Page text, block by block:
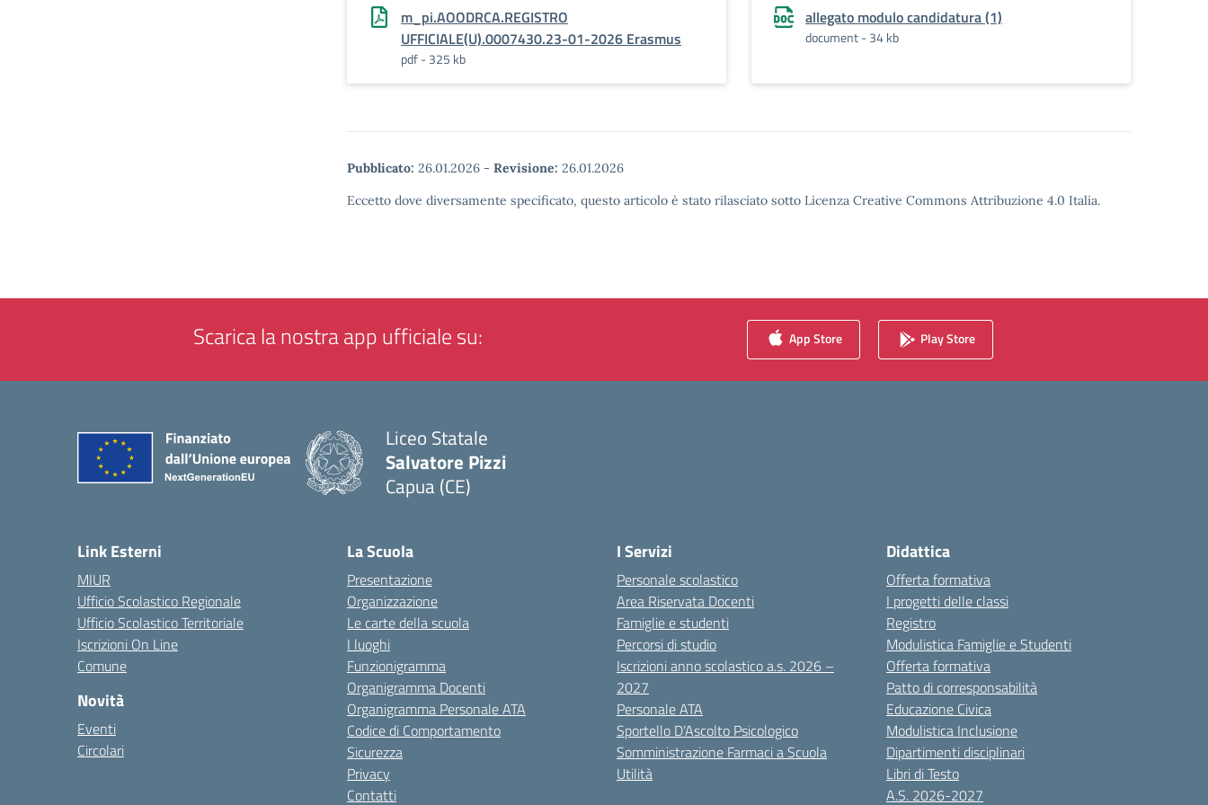
m_pi.AOODRCA.REGISTRO
UFFICIALE(U).0007430.23-01-2026 Erasmus
pdf - 325 kb
allegato modulo candidatura (1)
document - 34 kb
Pubblicato: 26.01.2026 - Revisione: 26.01.2026
Eccetto dove diversamente specificato, questo articolo è stato rilasciato sotto Licenza Creative Commons Attribuzione 4.0 Italia.
Scarica la nostra app ufficiale su: App Store Play Store
Liceo Statale
Salvatore Pizzi
Capua (CE)
Link Esterni
MIUR
Ufficio Scolastico Regionale
Ufficio Scolastico Territoriale
Iscrizioni On Line
Comune
Novità
Eventi
Circolari
La Scuola
Presentazione
Organizzazione
Le carte della scuola
I luoghi
Funzionigramma
Organigramma Docenti
Organigramma Personale ATA
Codice di Comportamento
Sicurezza
Privacy
Contatti
I Servizi
Personale scolastico
Area Riservata Docenti
Famiglie e studenti
Percorsi di studio
Iscrizioni anno scolastico a.s. 2026 –
2027
Personale ATA
Sportello D’Ascolto Psicologico
Somministrazione Farmaci a Scuola
Utilità
Didattica
Offerta formativa
I progetti delle classi
Registro
Modulistica Famiglie e Studenti
Offerta formativa
Patto di corresponsabilità
Educazione Civica
Modulistica Inclusione
Dipartimenti disciplinari
Libri di Testo
A.S. 2026-2027